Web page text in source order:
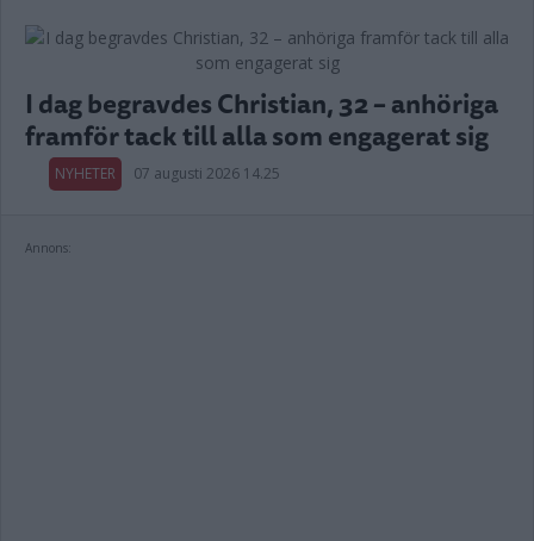
I dag begravdes Christian, 32 – anhöriga
framför tack till alla som engagerat sig
NYHETER 07 augusti 2026 14.25
Annons: